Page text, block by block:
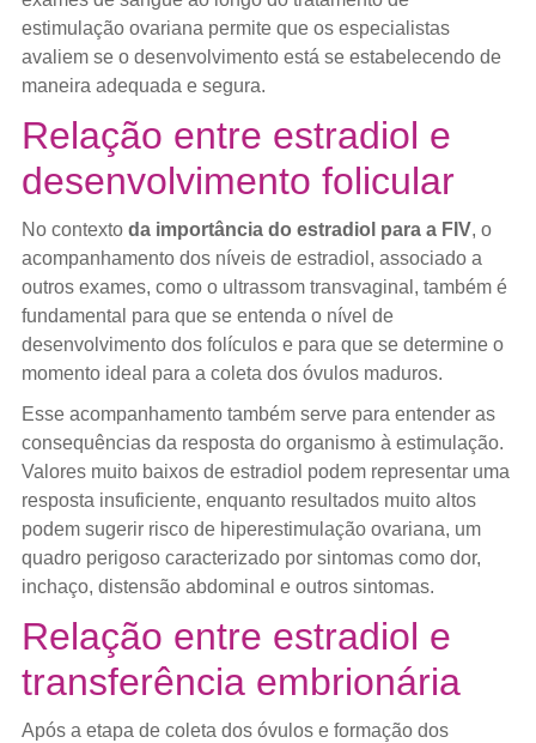
estimulação ovariana permite que os especialistas
avaliem se o desenvolvimento está se estabelecendo de
maneira adequada e segura.
Relação entre estradiol e
desenvolvimento folicular
No contexto da importância do estradiol para a FIV, o
acompanhamento dos níveis de estradiol, associado a
outros exames, como o ultrassom transvaginal, também é
fundamental para que se entenda o nível de
desenvolvimento dos folículos e para que se determine o
momento ideal para a coleta dos óvulos maduros.
Esse acompanhamento também serve para entender as
consequências da resposta do organismo à estimulação.
Valores muito baixos de estradiol podem representar uma
resposta insuficiente, enquanto resultados muito altos
podem sugerir risco de hiperestimulação ovariana, um
quadro perigoso caracterizado por sintomas como dor,
inchaço, distensão abdominal e outros sintomas.
Relação entre estradiol e
transferência embrionária
Após a etapa de coleta dos óvulos e formação dos